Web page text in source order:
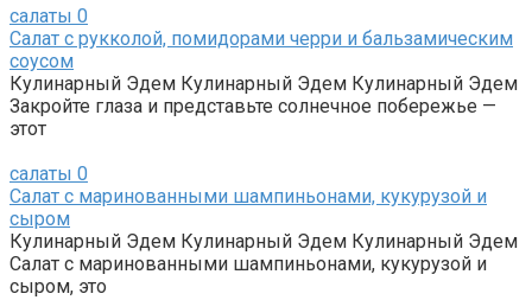
салаты 0
Салат с рукколой, помидорами черри и бальзамическим
соусом
Кулинарный Эдем Кулинарный Эдем Кулинарный Эдем
Закройте глаза и представьте солнечное побережье —
этот
салаты 0
Салат с маринованными шампиньонами, кукурузой и
сыром
Кулинарный Эдем Кулинарный Эдем Кулинарный Эдем
Салат с маринованными шампиньонами, кукурузой и
сыром, это